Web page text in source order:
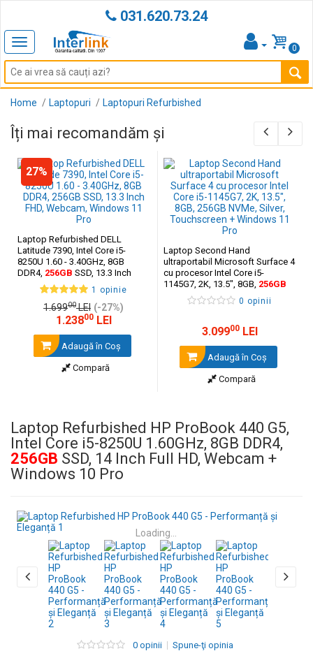
031.620.73.24
Toggle
navigation
0
Home Laptopuri Laptopuri Refurbished
Îți mai recomandăm și
27%
Laptop Refurbished DELL
Latitude 7390, Intel Core i5-
8250U 1.60 - 3.40GHz, 8GB
DDR4, 256GB SSD, 13.3 Inch
FHD, Webcam, Windows 11 Pro
1 opinie
1.69900LEI (-27%)
1.23800LEI
Adaugă în Coş
Compară
Laptop Second Hand
ultraportabil Microsoft Surface 4
cu procesor Intel Core i5-
1145G7, 2K, 13.5", 8GB, 256GB
NVMe, Silver, Touchscreen +
Windows 11 Pro
0 opinii
3.09900LEI
Adaugă în Coş
Compară
Laptop Refurbished HP ProBook 440 G5,
Intel Core i5-8250U 1.60GHz, 8GB DDR4,
256GB SSD, 14 Inch Full HD, Webcam +
Windows 10 Pro
Loading...
0 opinii Spune-ţi opinia